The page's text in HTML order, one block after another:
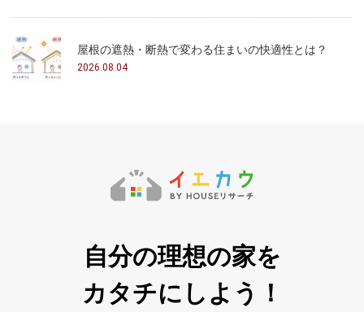
屋根の遮熱・断熱で変わる住まいの快適性とは？
2026.08.04
自分の理想の家を
カタチにしよう！